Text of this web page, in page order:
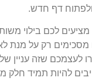
דף חדש.
לכם בילוי
רק על מנת לא
לעצמכם שזה עניין
להיות תמיד חלק